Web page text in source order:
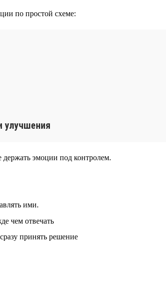
по простой схеме:
улучшения
эмоции под контролем.
ими.
чем отвечать
принять решение